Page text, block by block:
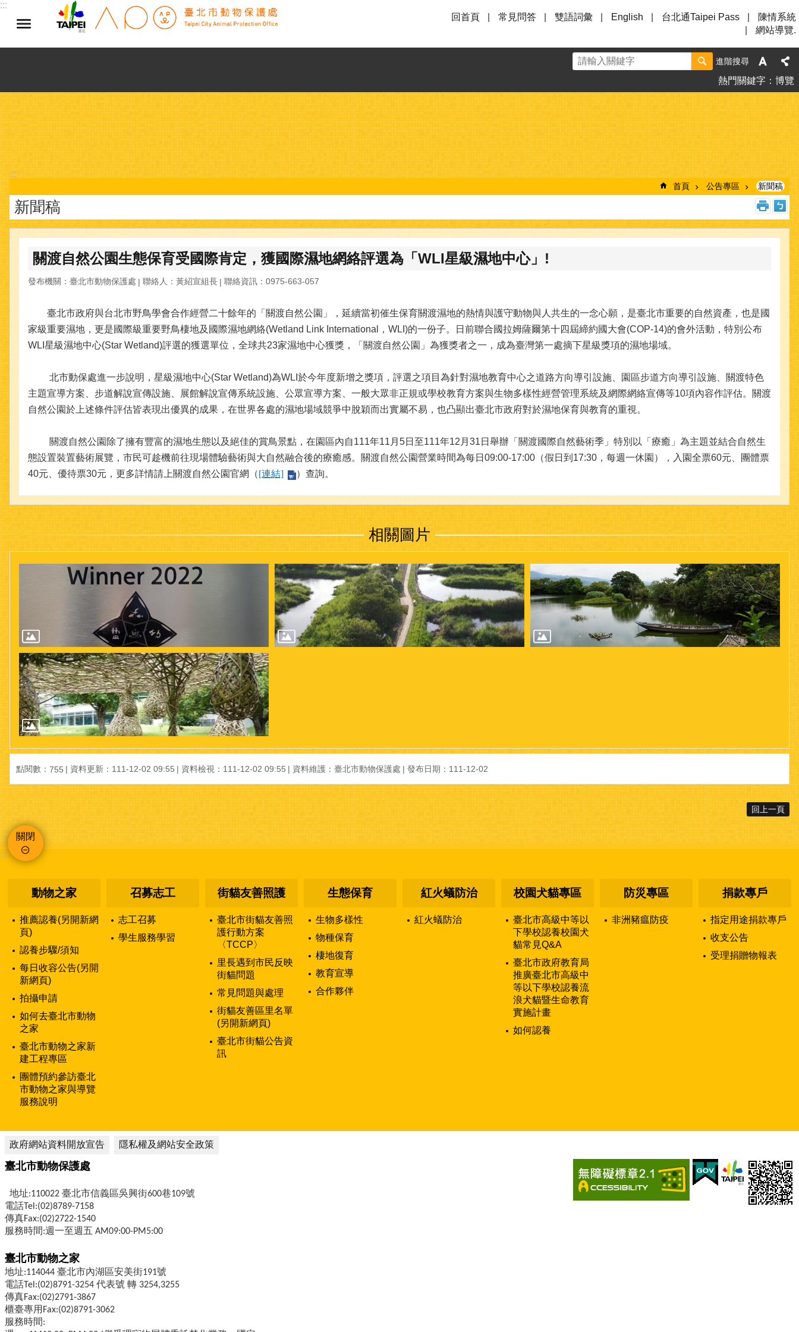
跳到主要內容區塊
:::
回首頁
常見問答 雙語詞彙 English 台北通Taipei Pass
陳情系統
網站導覽.
進階搜尋
熱門關鍵字 博覽
:::
首頁 公告專區 新聞稿
新聞稿
關渡自然公園生態保育受國際肯定，獲國際濕地網絡評選為「WLI星級濕地中心」!
發布機關：臺北市動物保護處 聯絡人：黃紹宣組長 聯絡資訊：0975-663-057
臺北市政府與台北市野鳥學會合作經營二十餘年的「關渡自然公園」，延續當初催生保育關渡濕地的熱情與護守動物與人共生的一念心願，是臺北市重要的自然資產，也是國
家級重要濕地，更是國際級重要野鳥棲地及國際濕地網絡(Wetland Link International，WLI)的一份子。日前聯合國拉姆薩爾第十四屆締約國大會(COP-14)的會外活動，特別公布
WLI星級濕地中心(Star Wetland)評選的獲選單位，全球共23家濕地中心獲獎，「關渡自然公園」為獲獎者之一，成為臺灣第一處摘下星級獎項的濕地場域。
北市動保處進一步說明，星級濕地中心(Star Wetland)為WLI於今年度新增之獎項，評選之項目為針對濕地教育中心之道路方向導引設施、園區步道方向導引設施、關渡特色
主題宣導方案、步道解說宣傳設施、展館解說宣傳系統設施、公眾宣導方案、一般大眾非正規或學校教育方案與生物多樣性經營管理系統及網際網絡宣傳等10項內容作評估。關渡
自然公園於上述條件評估皆表現出優異的成果，在世界各處的濕地場域競爭中脫穎而出實屬不易，也凸顯出臺北市政府對於濕地保育與教育的重視。
關渡自然公園除了擁有豐富的濕地生態以及絕佳的賞鳥景點，在園區內自111年11月5日至111年12月31日舉辦「關渡國際自然藝術季」特別以「療癒」為主題並結合自然生
態設置裝置藝術展覽，市民可趁機前往現場體驗藝術與大自然融合後的療癒感。關渡自然公園營業時間為每日09:00-17:00（假日到17:30，每週一休園），入園全票60元、團體票
40元、優待票30元，更多詳情請上關渡自然公園官網（[連結] ）查詢。
相關圖片
點閱數： 755 資料更新：111-12-02 09:55 資料檢視：111-12-02 09:55 資料維護：臺北市動物保護處 發布日期：111-12-02
回上一頁
關閉
:::
動物之家
推薦認養(另開新網
頁)
認養步驟/須知
每日收容公告(另開
新網頁)
拍攝申請
如何去臺北市動物
之家
臺北市動物之家新
建工程專區
團體預約參訪臺北
市動物之家與導覽
服務說明
召募志工
志工召募
學生服務學習
街貓友善照護
臺北市街貓友善照
護行動方案
〈TCCP〉
里長遇到市民反映
街貓問題
常見問題與處理
街貓友善區里名單
(另開新網頁)
臺北市街貓公告資
訊
生態保育
生物多樣性
物種保育
棲地復育
教育宣導
合作夥伴
紅火蟻防治
紅火蟻防治
校園犬貓專區
臺北市高級中等以
下學校認養校園犬
貓常見Q&A
臺北市政府教育局
推廣臺北市高級中
等以下學校認養流
浪犬貓暨生命教育
實施計畫
如何認養
防災專區
非洲豬瘟防疫
捐款專戶
指定用途捐款專戶
收支公告
受理捐贈物報表
政府網站資料開放宣告 隱私權及網站安全政策
臺北市動物保護處
地址:110022 臺北市信義區吳興街600巷109號
電話Tel:(02)8789-7158
傳真Fax:(02)2722-1540
服務時間:週一至週五 AM09:00-PM5:00
臺北市動物之家
地址:114044 臺北市內湖區安美街191號
電話Tel:(02)8791-3254 代表號 轉 3254,3255
傳真Fax:(02)2791-3867
櫃臺專用Fax:(02)8791-3062
服務時間: